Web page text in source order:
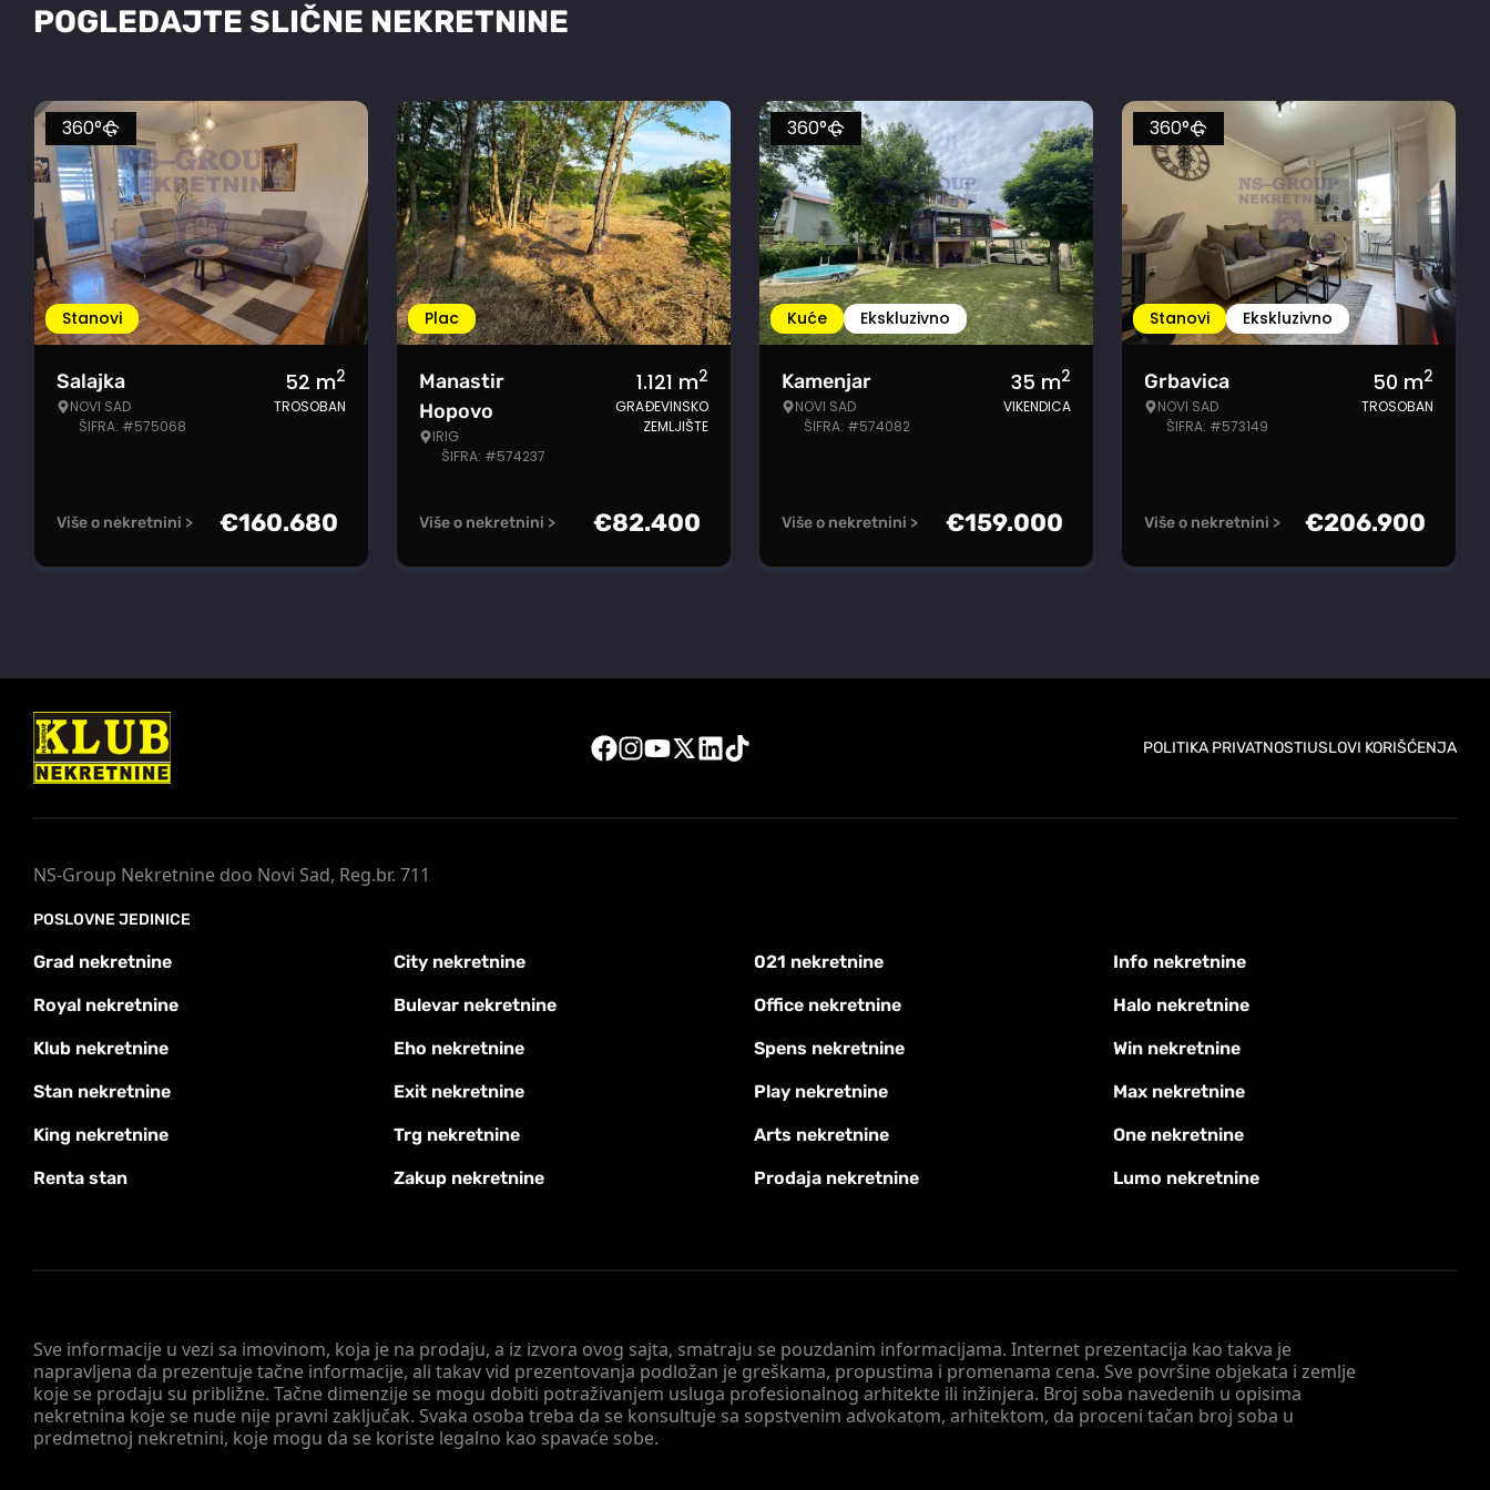
POGLEDAJTE SLIČNE NEKRETNINE
Stanovi
360°
Salajka
NOVI SAD
ŠIFRA: #575068
52 m2
TROSOBAN
Više o nekretnini > €160.680
Plac
Manastir
Hopovo
IRIG
ŠIFRA: #574237
1.121 m2
GRAĐEVINSKO
ZEMLJIŠTE
Više o nekretnini > €82.400
Kuće Ekskluzivno
360°
Kamenjar
NOVI SAD
ŠIFRA: #574082
35 m2
VIKENDICA
Više o nekretnini > €159.000
Stanovi Ekskluzivno
360°
Grbavica
NOVI SAD
ŠIFRA: #573149
50 m2
TROSOBAN
Više o nekretnini > €206.900
POLITIKA PRIVATNOSTIUSLOVI KORIŠĆENJA
Sve informacije u vezi sa imovinom, koja je na prodaju, a iz izvora ovog sajta, smatraju se pouzdanim informacijama. Internet prezentacija kao takva je
napravljena da prezentuje tačne informacije, ali takav vid prezentovanja podložan je greškama, propustima i promenama cena. Sve površine objekata i zemlje
koje se prodaju su približne. Tačne dimenzije se mogu dobiti potraživanjem usluga profesionalnog arhitekte ili inžinjera. Broj soba navedenih u opisima
nekretnina koje se nude nije pravni zaključak. Svaka osoba treba da se konsultuje sa sopstvenim advokatom, arhitektom, da proceni tačan broj soba u
predmetnoj nekretnini, koje mogu da se koriste legalno kao spavaće sobe.
NS-Group Nekretnine doo Novi Sad, Reg.br. 711
POSLOVNE JEDINICE
Grad nekretnine City nekretnine 021 nekretnine Info nekretnine
Royal nekretnine Bulevar nekretnine Office nekretnine Halo nekretnine
Klub nekretnine Eho nekretnine Spens nekretnine Win nekretnine
Stan nekretnine Exit nekretnine Play nekretnine Max nekretnine
King nekretnine Trg nekretnine Arts nekretnine One nekretnine
Renta stan Zakup nekretnine Prodaja nekretnine Lumo nekretnine